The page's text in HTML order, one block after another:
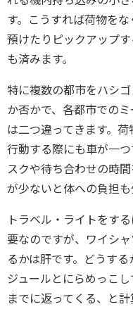
す。こうすれば荷物を
預けたりピックアップ
も済みます。
特に複数の都市をハシ
か否かで、各都市での
は二つ違ってきます。
行動する際にも車が一
スクや待ち合わせの時
が少ないと体への負担も
トラベル・ライトをす
要なのですが、ワイシ
るかは肝です。どうす
ジュールとにらめっこ
までに返ってくる、と